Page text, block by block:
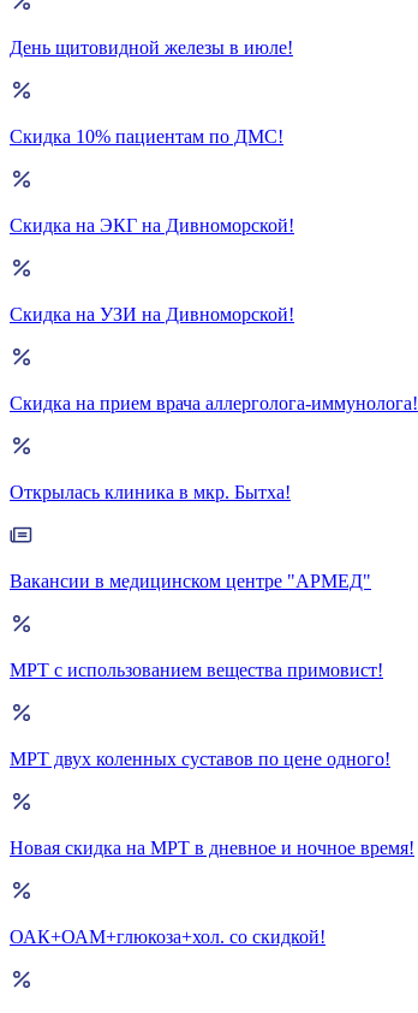
День щитовидной железы в июле!
Скидка 10% пациентам по ДМС!
Скидка на ЭКГ на Дивноморской!
Скидка на УЗИ на Дивноморской!
Скидка на прием врача аллерголога-иммунолога!
Открылась клиника в мкр. Бытха!
Вакансии в медицинском центре "АРМЕД"
МРТ с использованием вещества примовист!
МРТ двух коленных суставов по цене одного!
Новая скидка на МРТ в дневное и ночное время!
ОАК+ОАМ+глюкоза+хол. со скидкой!